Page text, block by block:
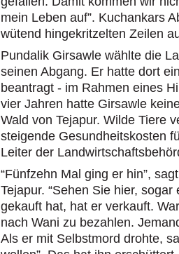
mein Leben auf”. Kuchankars
wütend hingekritzelten Zeilen
Pundalik Girsawle wählte die
seinen Abgang. Er hatte dort
beantragt - im Rahmen eines
vier Jahren hatte Girsawle
Wald von Tejapur. Wilde Tiere
steigende Gesundheitskosten
Leiter der
“Fünfzehn Mal ging er hin”,
Tejapur. “Sehen Sie hier,
gekauft hat, hat er verkauft.
nach Wani zu bezahlen.
Als er mit Selbstmord drohte,